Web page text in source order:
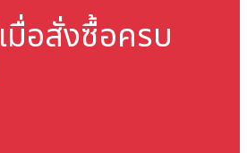
เมื่อสั่งซื้อครบ